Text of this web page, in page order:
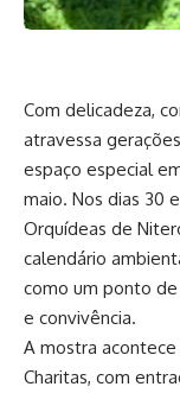
Com delicadeza,
atravessa
espaço especial
maio. Nos dias 30
Orquídeas de
calendário
como um ponto
e convivência.
A mostra acontece
Charitas, com